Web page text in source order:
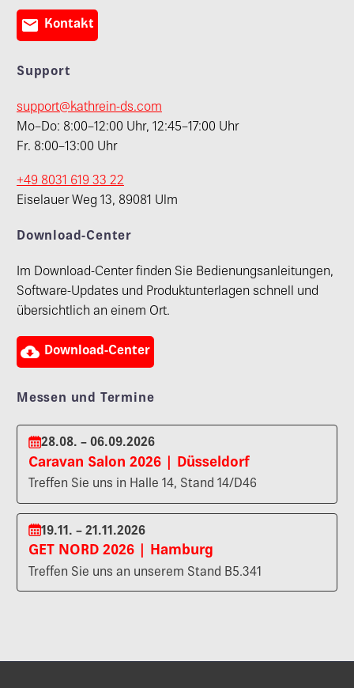
 Kontakt
Support
support@kathrein-ds.com
Mo–Do: 8:00–12:00 Uhr, 12:45–17:00 Uhr
Fr. 8:00–13:00 Uhr
+49 8031 619 33 22
Eiselauer Weg 13, 89081 Ulm
Download-Center
Im Download-Center finden Sie Bedienungsanleitungen,
Software-Updates und Produktunterlagen schnell und
übersichtlich an einem Ort.
 Download-Center
Messen und Termine
28.08. – 06.09.2026
Caravan Salon 2026 | Düsseldorf
Treffen Sie uns in Halle 14, Stand 14/D46
19.11. – 21.11.2026
GET NORD 2026 | Hamburg
Treffen Sie uns an unserem Stand B5.341